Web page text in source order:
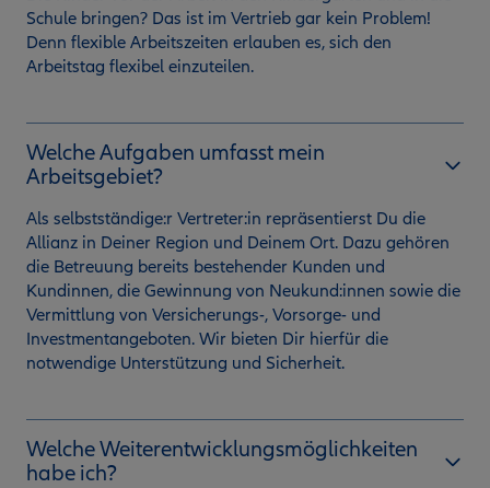
Schule bringen? Das ist im Vertrieb gar kein Problem!
Denn flexible Arbeitszeiten erlauben es, sich den
Arbeitstag flexibel einzuteilen.
Welche Aufgaben umfasst mein
Arbeitsgebiet?
Als selbstständige:r Vertreter:in repräsentierst Du die
Allianz in Deiner Region und Deinem Ort. Dazu gehören
die Betreuung bereits bestehender Kunden und
Kundinnen, die Gewinnung von Neukund:innen sowie die
Vermittlung von Versicherungs-, Vorsorge- und
Investmentangeboten. Wir bieten Dir hierfür die
notwendige Unterstützung und Sicherheit.
Welche Weiterentwicklungsmöglichkeiten
habe ich?